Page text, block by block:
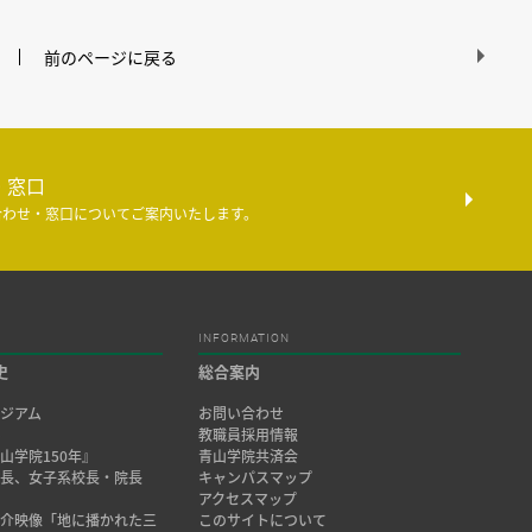
前のページに戻る
窓口
せ・窓口についてご案内いたします。
アム
学院150年』
、女子系校長・院長
映像「地に播かれた三
INFORMATION
総合案内
お問い合わせ
教職員採用情報
青山学院共済会
キャンパスマップ
アクセスマップ
このサイトについて